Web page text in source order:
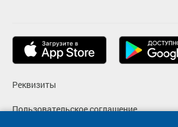
Реквизиты
Пользовательское соглашение